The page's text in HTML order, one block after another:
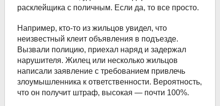
расклейщика с поличным. Если да, то все просто.
Например, кто-то из жильцов увидел, что
неизвестный клеит объявления в подъезде.
Вызвали полицию, приехал наряд и задержал
нарушителя. Жилец или несколько жильцов
написали заявление с требованием привлечь
злоумышленника к ответственности. Вероятность,
что он получит штраф, высокая — почти 100%.